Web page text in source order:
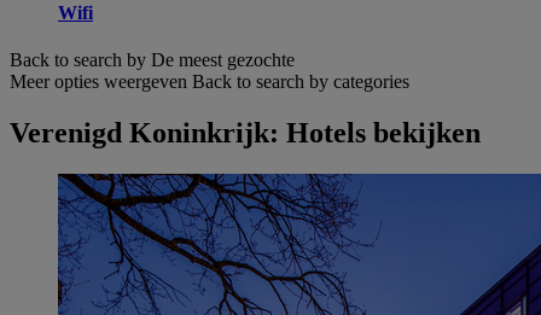
Wifi
Back to search by De meest gezochte
Meer opties weergeven Back to search by categories
Verenigd Koninkrijk: Hotels bekijken